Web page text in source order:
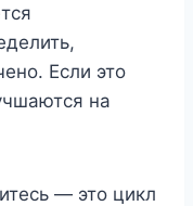
Если это
на
— это цикл